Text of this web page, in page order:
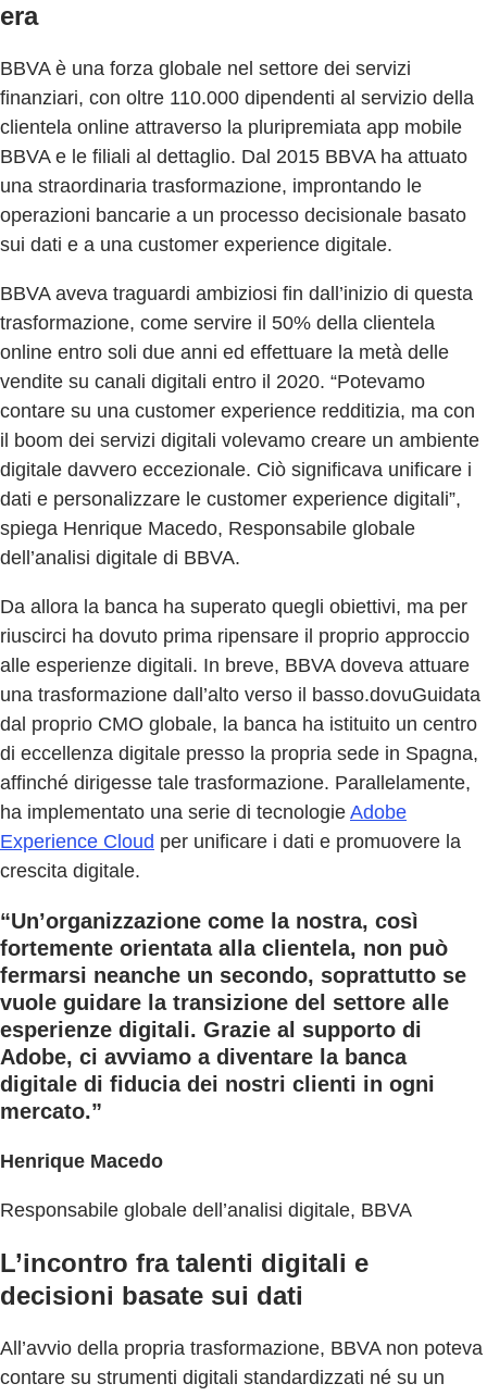
era
BBVA è una forza globale nel settore dei servizi
finanziari, con oltre 110.000 dipendenti al servizio della
clientela online attraverso la pluripremiata app mobile
BBVA e le filiali al dettaglio. Dal 2015 BBVA ha attuato
una straordinaria trasformazione, improntando le
operazioni bancarie a un processo decisionale basato
sui dati e a una customer experience digitale.
BBVA aveva traguardi ambiziosi fin dall’inizio di questa
trasformazione, come servire il 50% della clientela
online entro soli due anni ed effettuare la metà delle
vendite su canali digitali entro il 2020. “Potevamo
contare su una customer experience redditizia, ma con
il boom dei servizi digitali volevamo creare un ambiente
digitale davvero eccezionale. Ciò significava unificare i
dati e personalizzare le customer experience digitali”,
spiega Henrique Macedo, Responsabile globale
dell’analisi digitale di BBVA.
Da allora la banca ha superato quegli obiettivi, ma per
riuscirci ha dovuto prima ripensare il proprio approccio
alle esperienze digitali. In breve, BBVA doveva attuare
una trasformazione dall’alto verso il basso.dovuGuidata
dal proprio CMO globale, la banca ha istituito un centro
di eccellenza digitale presso la propria sede in Spagna,
affinché dirigesse tale trasformazione. Parallelamente,
ha implementato una serie di tecnologie Adobe
Experience Cloud per unificare i dati e promuovere la
crescita digitale.
“Un’organizzazione come la nostra, così
fortemente orientata alla clientela, non può
fermarsi neanche un secondo, soprattutto se
vuole guidare la transizione del settore alle
esperienze digitali. Grazie al supporto di
Adobe, ci avviamo a diventare la banca
digitale di fiducia dei nostri clienti in ogni
mercato.”
Henrique Macedo
Responsabile globale dell’analisi digitale, BBVA
L’incontro fra talenti digitali e
decisioni basate sui dati
All’avvio della propria trasformazione, BBVA non poteva
contare su strumenti digitali standardizzati né su un